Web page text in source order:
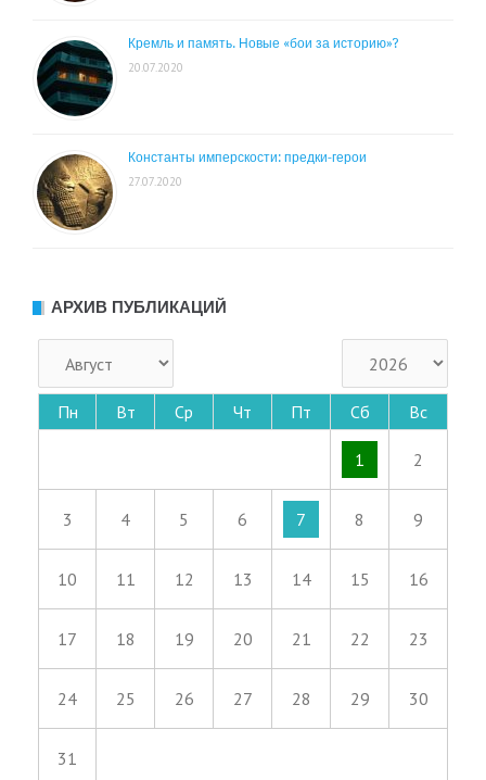
Кремль и память. Новые «бои за историю»?
20.07.2020
Константы имперскости: предки-герои
27.07.2020
АРХИВ ПУБЛИКАЦИЙ
Пн Вт Ср Чт Пт Сб Вс
1 2
3 4 5 6 7 8 9
10 11 12 13 14 15 16
17 18 19 20 21 22 23
24 25 26 27 28 29 30
31